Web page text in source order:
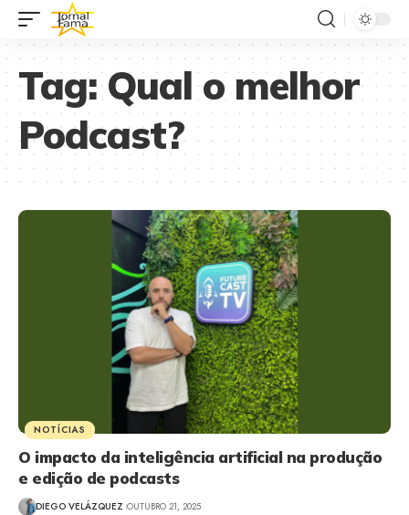
Tag:Qual o melhor
Podcast?
NOTÍCIAS
O impacto da inteligência artificial na produção
e edição de podcasts
DIEGO VELÁZQUEZ OUTUBRO 21, 2025